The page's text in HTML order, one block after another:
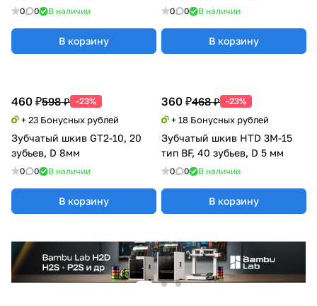
0 0 В наличии
В корзину
460 ₽598 ₽ -23%
+ 23 Бонусных рублей
Зубчатый шкив GT2-10, 20
зубьев, D 8мм
0 0 В наличии
В корзину
360 ₽468 ₽ -23%
+ 18 Бонусных рублей
Зубчатый шкив HTD 3M-15
тип BF, 40 зубьев, D 5 мм
0 0 В наличии
В корзину
0 0 В наличии
В корзину